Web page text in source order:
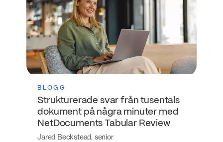
BLOGG
Strukturerade svar från tusentals
dokument på några minuter med
NetDocuments Tabular Review
Jared Beckstead, senior